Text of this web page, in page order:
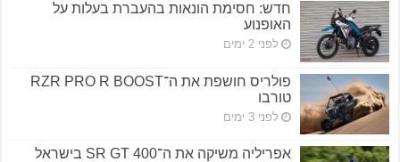
חדש: חסימת הונאות בהעברת בעלות על
האופנוע
לפני 2 ימים
פולריס חושפת את ה־RZR PRO R BOOST
טורבו
לפני 3 ימים
אפריליה משיקה את ה־SR GT 400 בישראל